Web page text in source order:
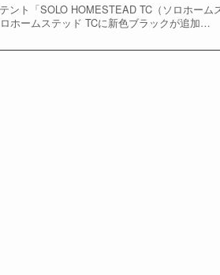
ント「SOLO HOMESTEAD TC（ソロホーム
ホームステッド TCに新色ブラックが追加…